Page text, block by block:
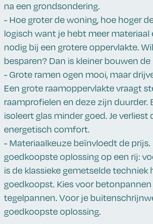
na een grondsondering.
- Hoe groter de woning, hoe hoger
logisch want je hebt meer materiaal
nodig bij een grotere oppervlakte.
besparen? Dan is kleiner bouwen
- Grote ramen ogen mooi, maar
Een grote raamoppervlakte vraagt
raamprofielen en deze zijn duurder.
isoleert glas minder goed. Je verliest
energetisch comfort.
- Materiaalkeuze beïnvloedt de prijs.
goedkoopste oplossing op een rij:
is de klassieke gemetselde techniek
goedkoopst. Kies voor
tegelpannen. Voor je
goedkoopste oplossing.